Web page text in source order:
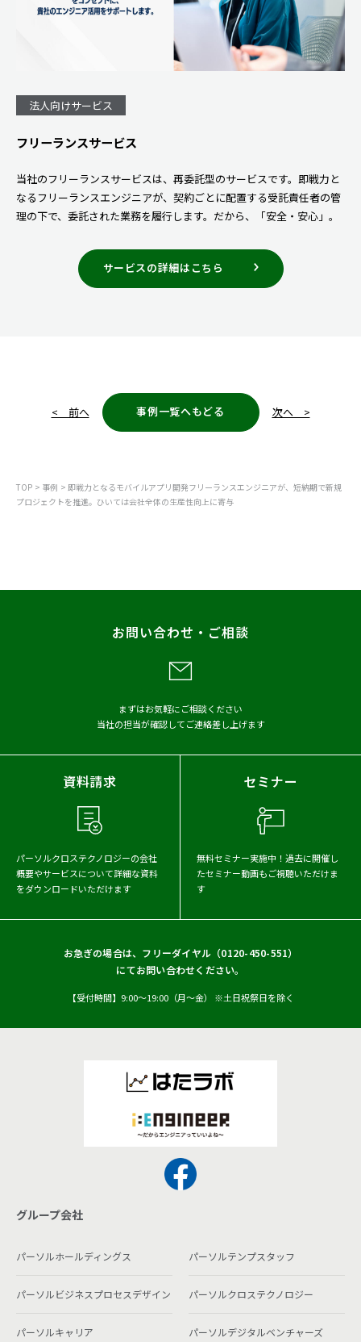
法人向けサービス
フリーランスサービス
当社のフリーランスサービスは、再委託型のサービスです。即戦力と
なるフリーランスエンジニアが、契約ごとに配置する受託責任者の管
理の下で、委託された業務を履行します。だから、「安全・安心」。
サービスの詳細はこちら
< 前へ 事例一覧へもどる 次へ >
TOP 事例
即戦力となるモバイルアプリ開発フリーランスエンジニアが、短納期で新規
プロジェクトを推進。ひいては会社全体の生産性向上に寄与
お問い合わせ・ご相談
まずはお気軽にご相談ください
当社の担当が確認してご連絡差し上げます
資料請求
パーソルクロステクノロジーの会社
概要やサービスについて詳細な資料
をダウンロードいただけます
セミナー
無料セミナー実施中！ 過去に開催し
たセミナー動画もご視聴いただけま
す
お急ぎの場合は、フリーダイヤル（0120-450-551）
にてお問い合わせください。
【受付時間】9:00〜19:00（月〜金） ※土日祝祭日を除く
グループ会社
パーソルホールディングス パーソルテンプスタッフ
パーソルビジネスプロセスデザイン パーソルクロステクノロジー
パーソルキャリア パーソルデジタルベンチャーズ